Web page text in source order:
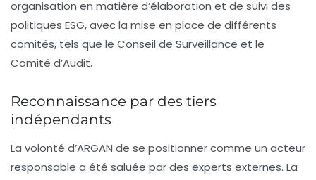
organisation en matière d’élaboration et de suivi des
politiques ESG, avec la mise en place de différents
comités, tels que le Conseil de Surveillance et le
Comité d’Audit.
Reconnaissance par des tiers
indépendants
La volonté d’ARGAN de se positionner comme un acteur
responsable a été saluée par des experts externes. La